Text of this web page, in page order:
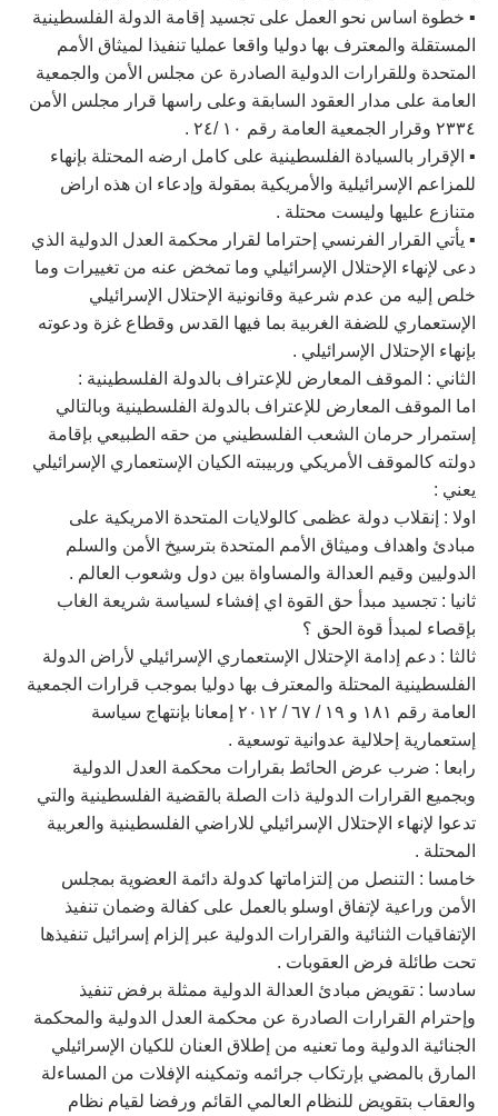
▪︎ خطوة اساس نحو العمل على تجسيد إقامة الدولة الفلسطينية
المستقلة والمعترف بها دوليا واقعا عمليا تنفيذا لميثاق الأمم
المتحدة وللقرارات الدولية الصادرة عن مجلس الأمن والجمعية
العامة على مدار العقود السابقة وعلى راسها قرار مجلس الأمن
٢٣٣٤ وقرار الجمعية العامة رقم ١٠ /٢٤ .
▪︎ الإقرار بالسيادة الفلسطينية على كامل ارضه المحتلة بإنهاء
للمزاعم الإسرائيلية والأمريكية بمقولة وإدعاء ان هذه اراض
متنازع عليها وليست محتلة .
▪︎ يأتي القرار الفرنسي إحتراما لقرار محكمة العدل الدولية الذي
دعى لإنهاء الإحتلال الإسرائيلي وما تمخض عنه من تغييرات وما
خلص إليه من عدم شرعية وقانونية الإحتلال الإسرائيلي
الإستعماري للضفة الغربية بما فيها القدس وقطاع غزة ودعوته
بإنهاء الإحتلال الإسرائيلي .
الثاني : الموقف المعارض للإعتراف بالدولة الفلسطينية :
اما الموقف المعارض للإعتراف بالدولة الفلسطينية وبالتالي
إستمرار حرمان الشعب الفلسطيني من حقه الطبيعي بإقامة
دولته كالموقف الأمريكي وربيبته الكيان الإستعماري الإسرائيلي
يعني :
اولا : إنقلاب دولة عظمى كالولايات المتحدة الامريكية على
مبادئ واهداف وميثاق الأمم المتحدة بترسيخ الأمن والسلم
الدوليين وقيم العدالة والمساواة بين دول وشعوب العالم .
ثانيا : تجسيد مبدأ حق القوة اي إفشاء لسياسة شريعة الغاب
بإقصاء لمبدأ قوة الحق ؟
ثالثا : دعم إدامة الإحتلال الإستعماري الإسرائيلي لأراض الدولة
الفلسطينية المحتلة والمعترف بها دوليا بموجب قرارات الجمعية
العامة رقم ١٨١ و ١٩ / ٦٧ / ٢٠١٢ إمعانا بإنتهاج سياسة
إستعمارية إحلالية عدوانية توسعية .
رابعا : ضرب عرض الحائط بقرارات محكمة العدل الدولية
وبجميع القرارات الدولية ذات الصلة بالقضية الفلسطينية والتي
تدعوا لإنهاء الإحتلال الإسرائيلي للاراضي الفلسطينية والعربية
المحتلة .
خامسا : التنصل من إلتزاماتها كدولة دائمة العضوية بمجلس
الأمن وراعية لإتفاق اوسلو بالعمل على كفالة وضمان تنفيذ
الإتفاقيات الثنائية والقرارات الدولية عبر إلزام إسرائيل تنفيذها
تحت طائلة فرض العقوبات .
سادسا : تقويض مبادئ العدالة الدولية ممثلة برفض تنفيذ
وإحترام القرارات الصادرة عن محكمة العدل الدولية والمحكمة
الجنائية الدولية وما تعنيه من إطلاق العنان للكيان الإسرائيلي
المارق بالمضي بإرتكاب جرائمه وتمكينه الإفلات من المساءلة
والعقاب بتقويض للنظام العالمي القائم ورفضا لقيام نظام